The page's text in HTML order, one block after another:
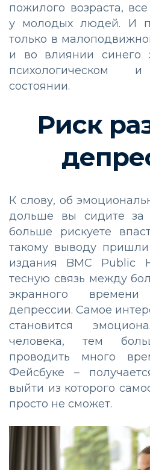
пожилого возраста,
у молодых людей. И
только в
и во влиянии синего
психологическом
состоянии.
Риск
К слову, об
дольше вы сидите за
больше рискуете
такому выводу
издания BMC Public
тесную связь между
экранного
депрессии. Самое
становится
человека, тем
проводить много
Фейсбуке –
выйти из которого
просто не сможет.